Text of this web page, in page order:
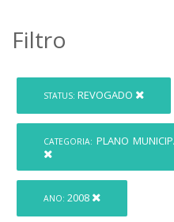
Filtro
STATUS: REVOGADO
CATEGORIA: PLANO
ANO: 2008